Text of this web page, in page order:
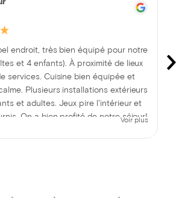
endroit, très bien équipé pour notre
et 4 enfants). À proximité de lieux
services. Cuisine bien équipée et
Plusieurs installations extérieurs
et adultes. Jeux pire l'intérieur et
On a bien profité de notre séjour!
Voir plus